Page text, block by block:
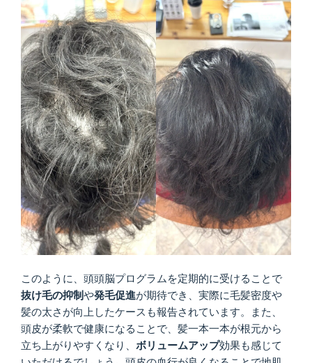
このように、頭頭脳プログラムを定期的に受けることで
抜け毛の抑制や発毛促進が期待でき、実際に毛髪密度や
髪の太さが向上したケースも報告されています。また、
頭皮が柔軟で健康になることで、髪一本一本が根元から
立ち上がりやすくなり、 ボリュームアップ効果も感じて